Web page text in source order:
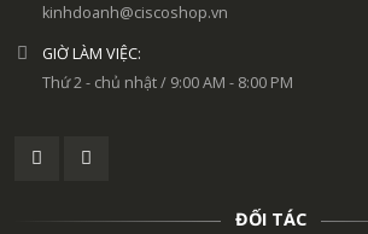
kinhdoanh@ciscoshop.vn
GIỜ LÀM VIỆC:
Thứ 2 - chủ nhật / 9:00 AM - 8:00 PM
ĐỐI TÁC